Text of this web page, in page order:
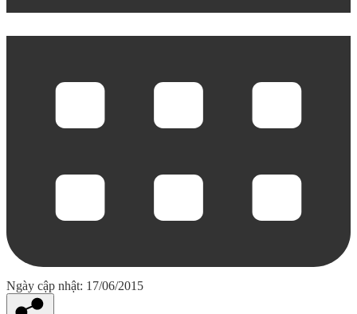
Ngày cập nhật: 17/06/2015